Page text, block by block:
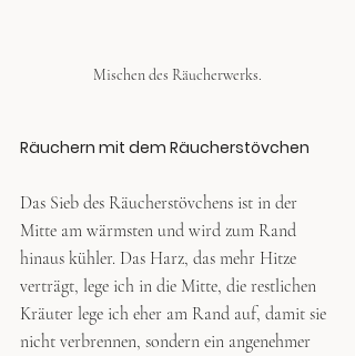
Mischen des Räucherwerks.
Räuchern mit dem Räucherstövchen
Das Sieb des Räucherstövchens ist in der
Mitte am wärmsten und wird zum Rand
hinaus kühler. Das Harz, das mehr Hitze
verträgt, lege ich in die Mitte, die restlichen
Kräuter lege ich eher am Rand auf, damit sie
nicht verbrennen, sondern ein angenehmer